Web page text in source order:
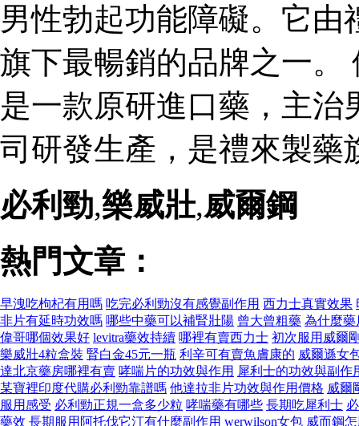
男性勃起功能障礙。它
旗下最暢銷的品牌之一。
是一款原研進口藥，主
司研發生產，是禮來製藥
必利勁,樂威壯,威爾鋼
熱門文章：
早洩吃枸杞有用嗎 吃完必利勁沒有感覺副作用 西力士真實效果
非片有延時功效嗎 哪些中藥可以補腎壯陽 曾大曾粗藥 為什麼藥
偉哥哪個效果好 levitra藥效持續 哪裡有賣西力士 初次服用威爾
樂威壯4粒盒裝 腎白金45元一瓶 利辛可有賣魚膚康的 威爾遜女
達北京藥房哪裡有賣 哮喘片的功效與作用 犀利士的功效與副作
某寶裡印度代購必利勁靠譜嗎 他達拉非片功效與作用價格 威爾
服用感受 必利勁正規一盒多少粒 哮喘藥有哪些 長期吃犀利士
藥效 長期服用阿托伐它汀有什麼副作用 werwilson女包 威而鋼